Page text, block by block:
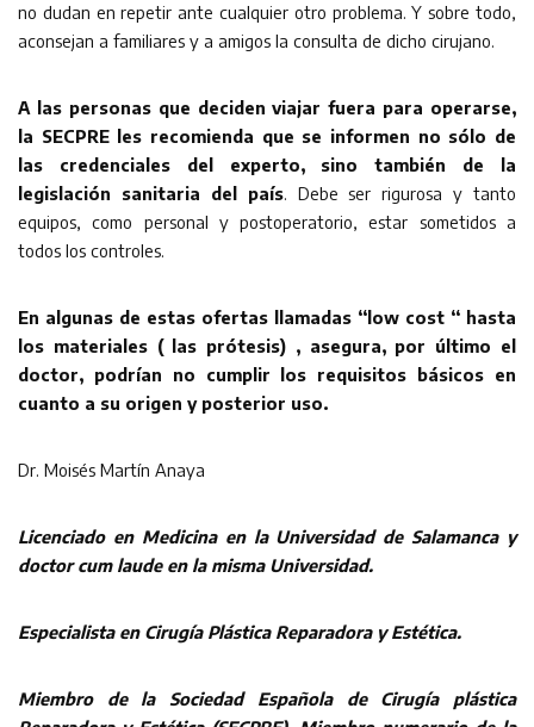
no dudan en repetir ante cualquier otro problema. Y sobre todo,
aconsejan a familiares y a amigos la consulta de dicho cirujano.
A las personas que deciden viajar fuera para operarse,
la SECPRE les recomienda que se informen no sólo de
las credenciales del experto, sino también de la
legislación sanitaria del país. Debe ser rigurosa y tanto
equipos, como personal y postoperatorio, estar sometidos a
todos los controles.
En algunas de estas ofertas llamadas “low cost “ hasta
los materiales ( las prótesis) , asegura, por último el
doctor, podrían no cumplir los requisitos básicos en
cuanto a su origen y posterior uso.
Dr. Moisés Martín Anaya
Licenciado en Medicina en la Universidad de Salamanca y
doctor cum laude en la misma Universidad.
Especialista en Cirugía Plástica Reparadora y Estética.
Miembro de la Sociedad Española de Cirugía plástica